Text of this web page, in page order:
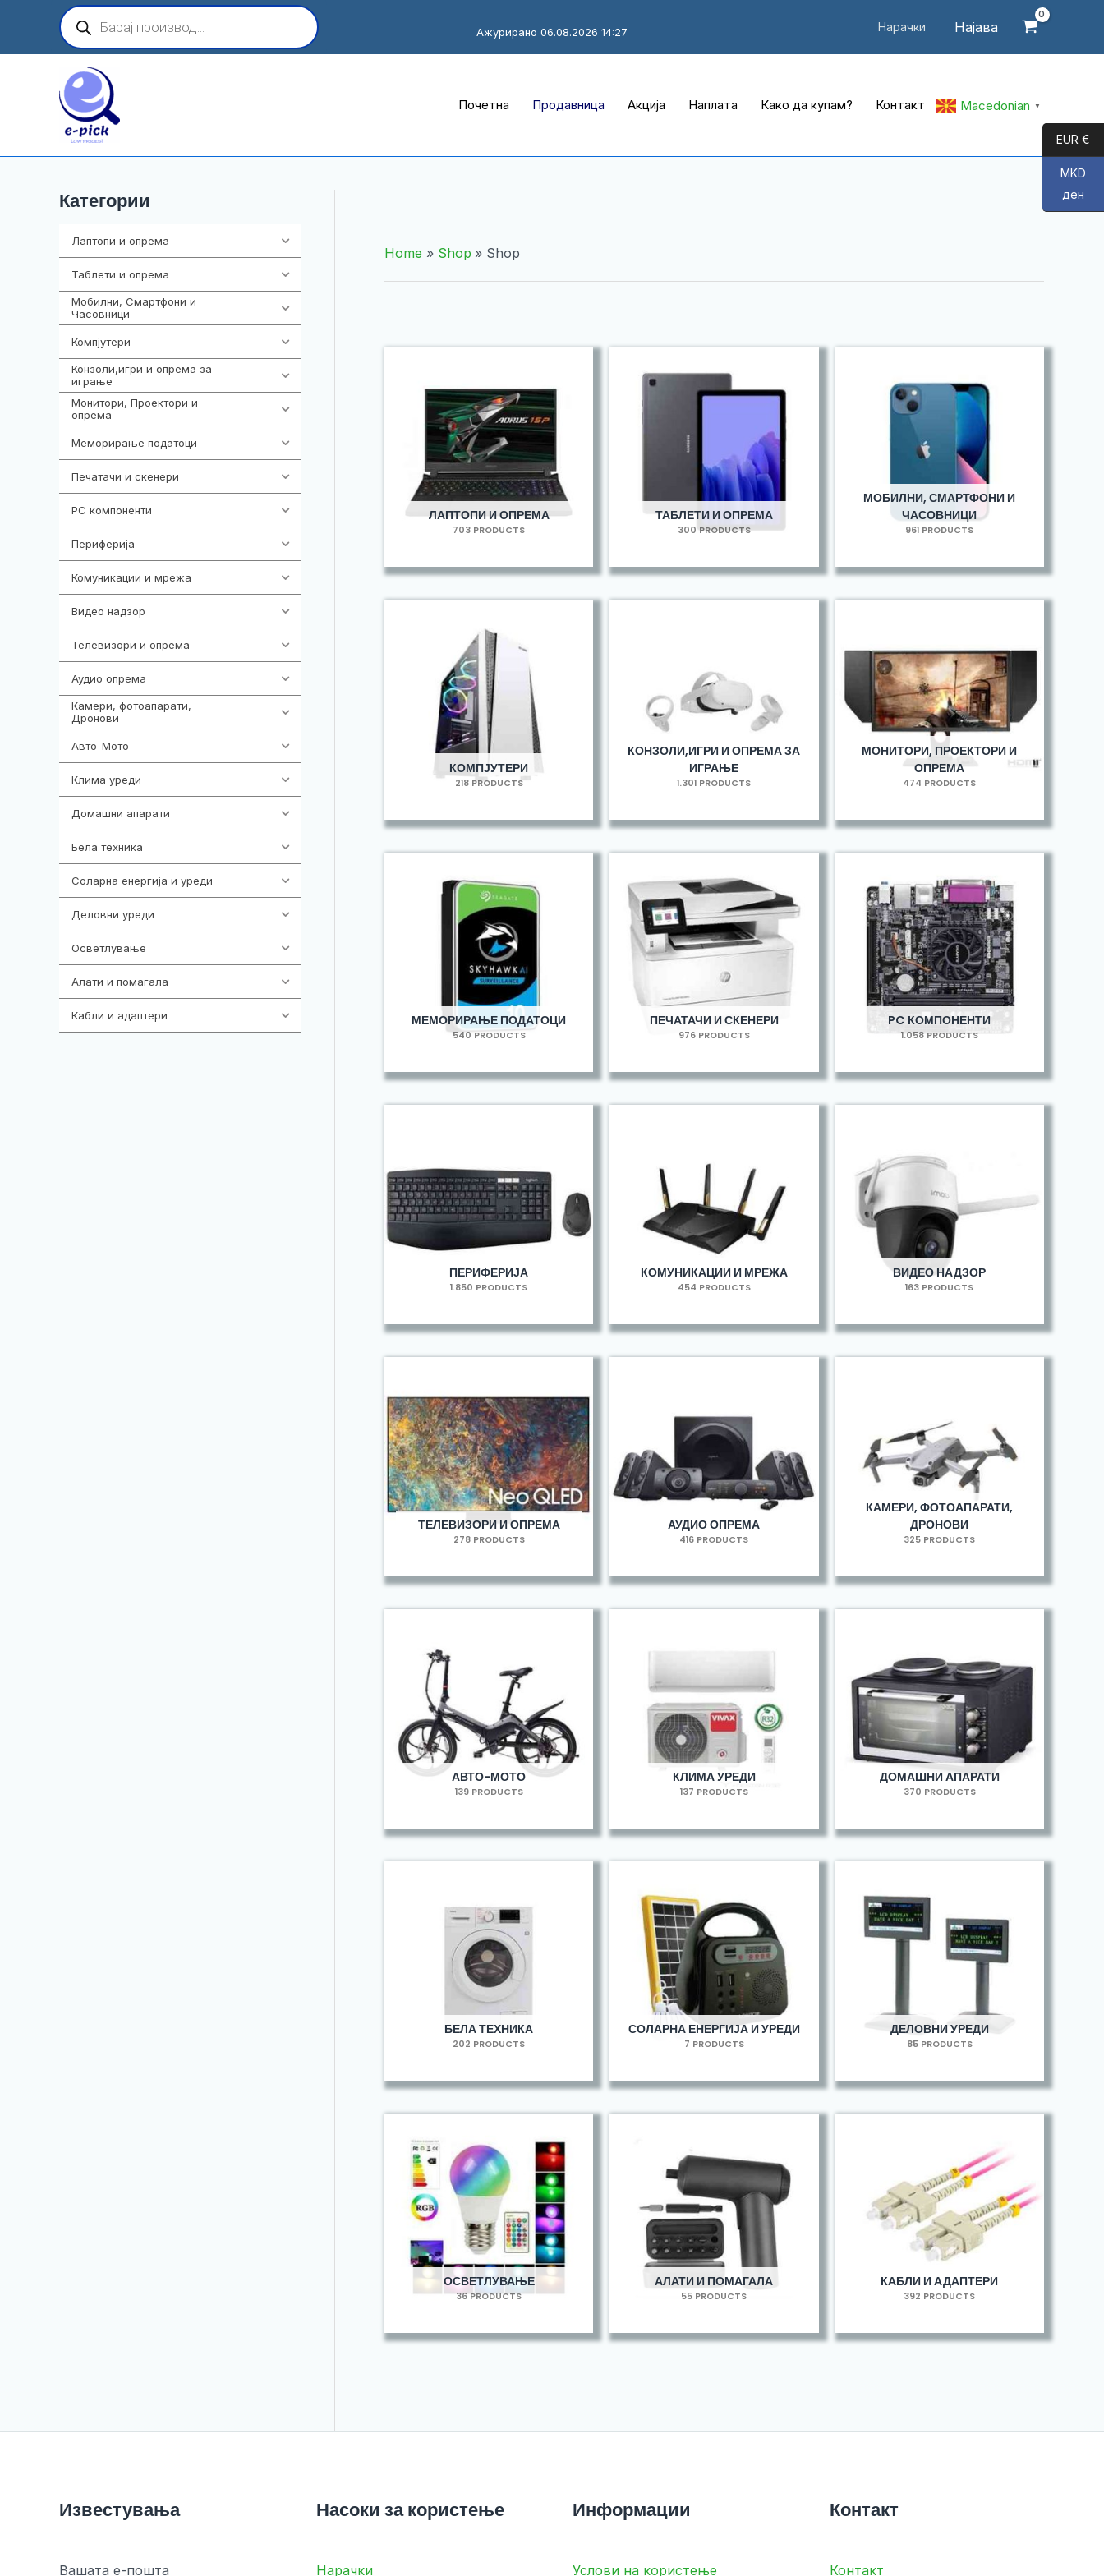
content
Products
search
Нарачки Најава
Ажурирано 06.08.2026 14:27
Почетна Продавница Акција Наплата Како да купам? Контакт Macedonian ▼
Категории
Лаптопи и опрема
Таблети и опрема
Мобилни, Смартфони и
Часовници
Компјутери
Конзоли,игри и опрема за
играње
Монитори, Проектори и
опрема
Меморирање податоци
Печатачи и скенери
PC компоненти
Периферија
Комуникации и мрежа
Видео надзор
Телевизори и опрема
Аудио опрема
Камери, фотоапарати,
Дронови
Авто-Мото
Клима уреди
Домашни апарати
Бела техника
Соларна енергија и уреди
Деловни уреди
Осветлување
Алати и помагала
Кабли и адаптери
Home Shop Shop
ЛАПТОПИ И ОПРЕМА
703 PRODUCTS
ТАБЛЕТИ И ОПРЕМА
300 PRODUCTS
МОБИЛНИ, СМАРТФОНИ И
ЧАСОВНИЦИ
961 PRODUCTS
КОМПЈУТЕРИ
218 PRODUCTS
КОНЗОЛИ,ИГРИ И ОПРЕМА ЗА
ИГРАЊЕ
1.301 PRODUCTS
МОНИТОРИ, ПРОЕКТОРИ И
ОПРЕМА
474 PRODUCTS
МЕМОРИРАЊЕ ПОДАТОЦИ
540 PRODUCTS
ПЕЧАТАЧИ И СКЕНЕРИ
976 PRODUCTS
PC КОМПОНЕНТИ
1.058 PRODUCTS
ПЕРИФЕРИЈА
1.850 PRODUCTS
КОМУНИКАЦИИ И МРЕЖА
454 PRODUCTS
ВИДЕО НАДЗОР
163 PRODUCTS
ТЕЛЕВИЗОРИ И ОПРЕМА
278 PRODUCTS
АУДИО ОПРЕМА
416 PRODUCTS
КАМЕРИ, ФОТОАПАРАТИ,
ДРОНОВИ
325 PRODUCTS
АВТО-МОТО
139 PRODUCTS
КЛИМА УРЕДИ
137 PRODUCTS
ДОМАШНИ АПАРАТИ
370 PRODUCTS
БЕЛА ТЕХНИКА
202 PRODUCTS
СОЛАРНА ЕНЕРГИЈА И УРЕДИ
7 PRODUCTS
ДЕЛОВНИ УРЕДИ
85 PRODUCTS
ОСВЕТЛУВАЊЕ
36 PRODUCTS
АЛАТИ И ПОМАГАЛА
55 PRODUCTS
КАБЛИ И АДАПТЕРИ
392 PRODUCTS
Известувања
Вашата е-пошта
Насоки за користење
Нарачки
Информации
Услови на користење
Контакт
Контакт
EUR €
MKD
ден